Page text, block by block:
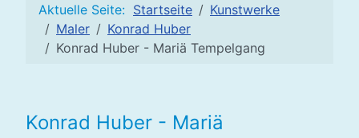
Aktuelle Seite: Startseite
Kunstwerke
Maler
Konrad Huber
Konrad Huber - Mariä Tempelgang
Konrad Huber - Mariä